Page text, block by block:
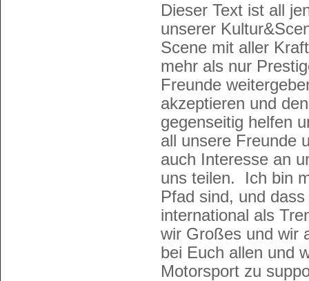
Dieser Text ist all
unserer
Scene mit aller
mehr als nur
Freunde
akzeptieren und
gegenseitig helfen
all unsere Freunde
auch Interesse an
uns teilen. Ich bin
Pfad sind, und
international als
wir Großes und wir
bei Euch allen und
Motorsport zu